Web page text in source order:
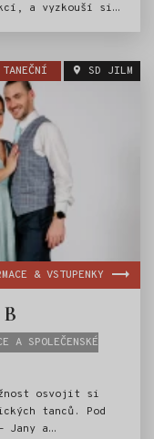
a vyzkouší si
Kuřík.
TANEČNÍ SD JILM
A SPOLEČENSKÉ
osvojit si
tanců. Pod
Jany a
& VSTUPENKY